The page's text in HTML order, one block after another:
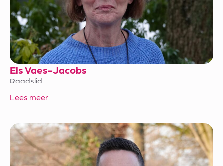
Els Vaes-Jacobs
Raadslid
Lees meer